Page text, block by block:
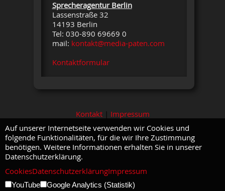
Sprecheragentur Berlin
Lassenstraße 32
14193 Berlin
Tel: 030-890 69669 0
mail: kontakt@media-paten.com
Kontaktformular
Kontakt| Impressum
Auf unserer Internetseite verwenden wir Cookies und
folgende Funktionalitäten, für die wir Ihre Zustimmung
benötigen. Weitere Informationen erhalten Sie in unserer
Datenschutzerklärung.
CookiesDatenschutzerklärungImpressum
YouTube Google Analytics (Statistik)